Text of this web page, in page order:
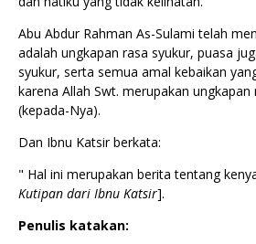
Abu Abdur Rahman As-Sulami telah
adalah ungkapan rasa syukur, puasa
syukur, serta semua amal kebaikan
karena Allah Swt. merupakan ungkapan
(kepada-Nya).
Dan Ibnu Katsir berkata:
" Hal ini merupakan berita tentang
Kutipan dari Ibnu Katsir].
Penulis katakan: